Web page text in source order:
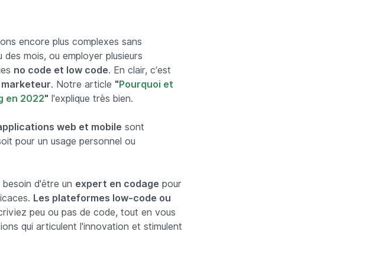
encore plus complexes sans
mois, ou employer plusieurs
no code et low code. En clair, c’est
marketeur. Notre article "Pourquoi et
en 2022" l'explique très bien.
web et mobile sont
pour un usage personnel ou
d'être un expert en codage pour
Les plateformes low-code ou
peu ou pas de code, tout en vous
qui articulent l'innovation et stimulent